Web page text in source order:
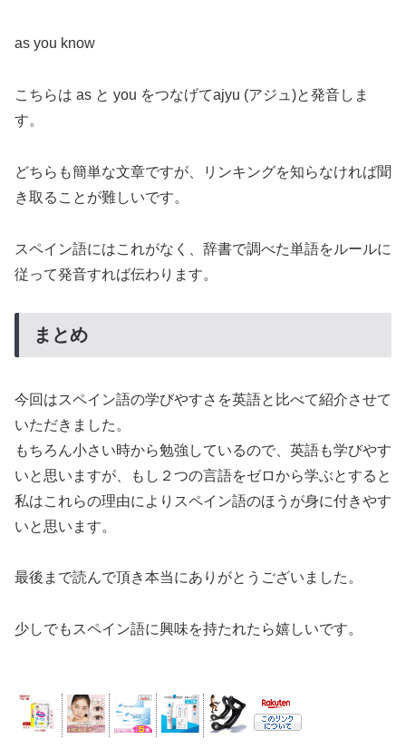
as you know
こちらは as と you をつなげてajyu (アジュ)と発音しま
す。
どちらも簡単な文章ですが、リンキングを知らなければ聞
き取ることが難しいです。
スペイン語にはこれがなく、辞書で調べた単語をルールに
従って発音すれば伝わります。
まとめ
今回はスペイン語の学びやすさを英語と比べて紹介させて
いただきました。
もちろん小さい時から勉強しているので、英語も学びやす
いと思いますが、もし２つの言語をゼロから学ぶとすると
私はこれらの理由によりスペイン語のほうが身に付きやす
いと思います。
最後まで読んで頂き本当にありがとうございました。
少しでもスペイン語に興味を持たれたら嬉しいです。